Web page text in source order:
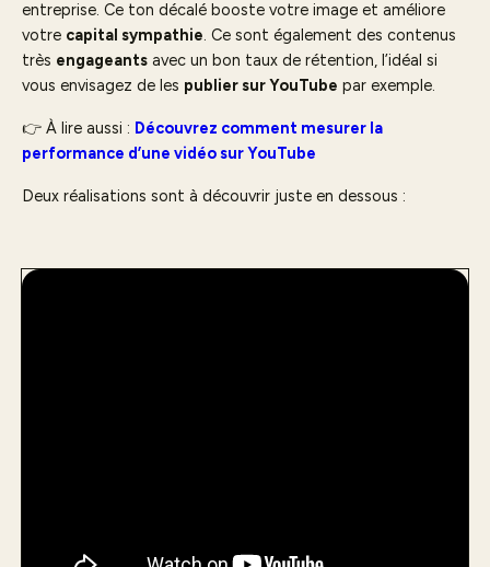
entreprise. Ce ton décalé booste votre image et améliore
votre capital sympathie. Ce sont également des contenus
très engageants avec un bon taux de rétention, l’idéal si
vous envisagez de les publier sur YouTube par exemple.
👉 À lire aussi : Découvrez comment mesurer la
performance d’une vidéo sur YouTube
Deux réalisations sont à découvrir juste en dessous :